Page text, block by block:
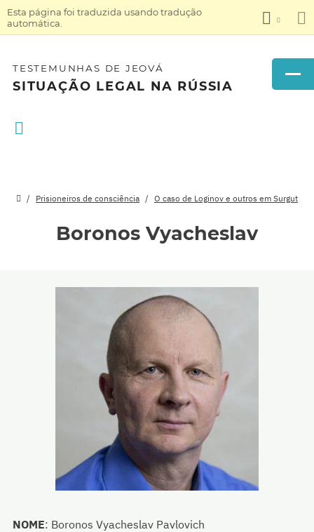
Esta página foi traduzida usando tradução
automática.
TESTEMUNHAS DE JEOVÁ
SITUAÇÃO LEGAL NA RÚSSIA
Prisioneiros de consciência O caso de Loginov e outros em Surgut
Boronos Vyacheslav
NOME: Boronos Vyacheslav Pavlovich